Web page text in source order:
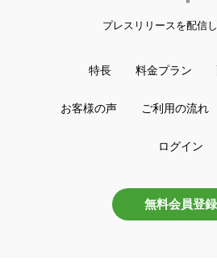
プレスリリースを配信
特長 料金プラン
お客様の声 ご利用の流れ
ログイン
無料会員登録